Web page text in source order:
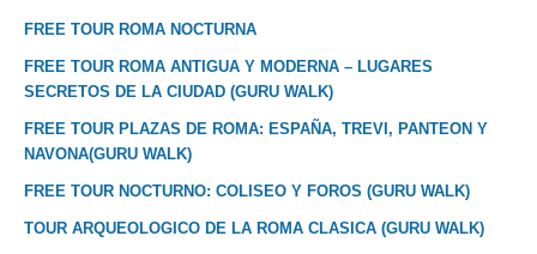
FREE TOUR ROMA NOCTURNA
FREE TOUR ROMA ANTIGUA Y MODERNA – LUGARES
SECRETOS DE LA CIUDAD (GURU WALK)
FREE TOUR PLAZAS DE ROMA: ESPAÑA, TREVI, PANTEON Y
NAVONA(GURU WALK)
FREE TOUR NOCTURNO: COLISEO Y FOROS (GURU WALK)
TOUR ARQUEOLOGICO DE LA ROMA CLASICA (GURU WALK)